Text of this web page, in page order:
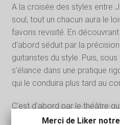
A la croisée des styles entre
soul, tout un chacun aura le
favoris revisité. En
d’abord séduit par la
guitaristes du style. Puis,
s’élance dans une pratique
qui le conduira plus tard au
C’est d’abord par le théâtre
voix, en explorant différentes
Merci de Liker